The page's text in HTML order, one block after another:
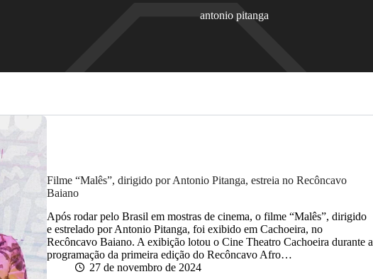
antonio pitanga
Filme “Malês”, dirigido por Antonio Pitanga, estreia no Recôncavo
Baiano
Após rodar pelo Brasil em mostras de cinema, o filme “Malês”, dirigido
e estrelado por Antonio Pitanga, foi exibido em Cachoeira, no
Recôncavo Baiano. A exibição lotou o Cine Theatro Cachoeira durante a
programação da primeira edição do Recôncavo Afro…
27 de novembro de 2024